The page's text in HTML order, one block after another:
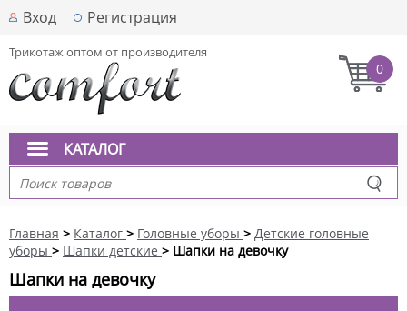
Вход Регистрация
Трикотаж оптом от производителя
0
КАТАЛОГ
Главная > Каталог > Головные уборы > Детские головные
уборы > Шапки детские > Шапки на девочку
Шапки на девочку